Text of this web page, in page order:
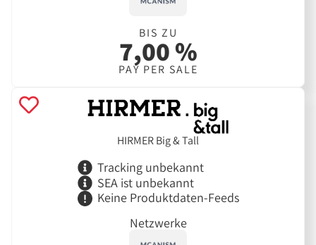
BIS ZU
7,00 %
PAY PER SALE
HIRMER Big & Tall
Tracking unbekannt
SEA ist unbekannt
Keine Produktdaten-Feeds
Netzwerke